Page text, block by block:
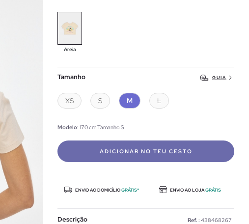
Areia
Tamanho GUIA
XS S M L
Modelo: 170 cm Tamanho S
ADICIONAR NO TEU CESTO
ENVIO AO DOMICÍLIOGRÁTIS* ENVIO AO LOJAGRÁTIS
Descrição Ref. : 438468267